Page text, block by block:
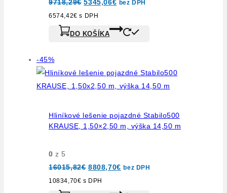
9718,29€
cena
bola:
5345,06€
cena
bez DPH
6574,42€ s DPH
DO KOŠÍKA
-45%Výrobok
na
predaj
Hliníkové lešenie pojazdné Stabilo500
KRAUSE, 1,50×2,50 m, výška 14,50 m
0 z 5
16015,82€ Pôvodná
cena
bola:
8808,70€Aktuálna
cena
bez DPH
10834,70€ s DPH